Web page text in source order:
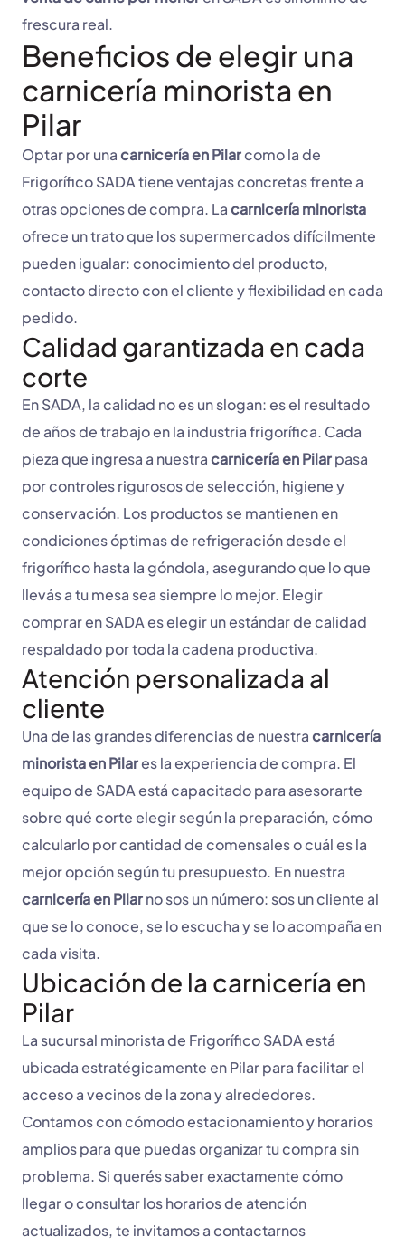
frescura real.
Beneficios de elegir una
carnicería minorista en
Pilar
Optar por unacarnicería en Pilarcomo la de
Frigorífico SADA tiene ventajas concretas frente a
otras opciones de compra. Lacarnicería minorista
ofrece un trato que los supermercados difícilmente
pueden igualar: conocimiento del producto,
contacto directo con el cliente y flexibilidad en cada
pedido.
Calidad garantizada en cada
corte
En SADA, la calidad no es un slogan: es el resultado
de años de trabajo en la industria frigorífica. Cada
pieza que ingresa a nuestracarnicería en Pilarpasa
por controles rigurosos de selección, higiene y
conservación. Los productos se mantienen en
condiciones óptimas de refrigeración desde el
frigorífico hasta la góndola, asegurando que lo que
llevás a tu mesa sea siempre lo mejor. Elegir
comprar en SADA es elegir un estándar de calidad
respaldado por toda la cadena productiva.
Atención personalizada al
cliente
Una de las grandes diferencias de nuestracarnicería
minorista en Pilares la experiencia de compra. El
equipo de SADA está capacitado para asesorarte
sobre qué corte elegir según la preparación, cómo
calcularlo por cantidad de comensales o cuál es la
mejor opción según tu presupuesto. En nuestra
carnicería en Pilarno sos un número: sos un cliente al
que se lo conoce, se lo escucha y se lo acompaña en
cada visita.
Ubicación de la carnicería en
Pilar
La sucursal minorista de Frigorífico SADA está
ubicada estratégicamente en Pilar para facilitar el
acceso a vecinos de la zona y alrededores.
Contamos con cómodo estacionamiento y horarios
amplios para que puedas organizar tu compra sin
problema. Si querés saber exactamente cómo
llegar o consultar los horarios de atención
actualizados, te invitamos a contactarnos